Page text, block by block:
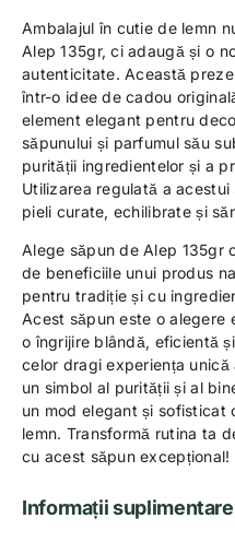
Ambalajul în cutie de lemn
Alep 135gr, ci adaugă și o
autenticitate. Această
într-o idee de cadou
element elegant pentru
săpunului și parfumul său
purității ingredientelor și a
Utilizarea regulată a
pieli curate, echilibrate și
Alege săpun de Alep 135gr
de beneficiile unui produs
pentru tradiție și cu
Acest săpun este o alegere
o îngrijire blândă, eficientă
celor dragi experiența
un simbol al purității și al
un mod elegant și sofisticat
lemn. Transformă rutina ta
cu acest săpun excepțional!
Informații suplimentare